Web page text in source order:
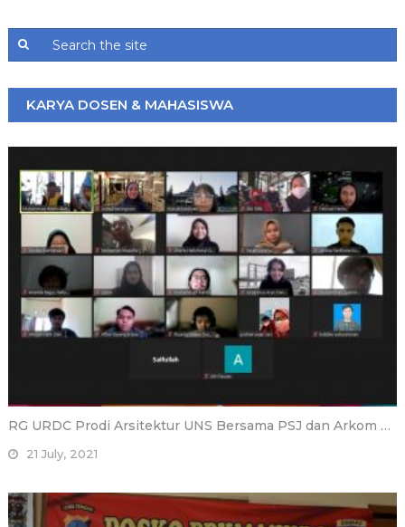
KARYA DOSEN & MAHASISWA
RG URDC Prodi Arsitektur UNS Bersama PSJ dan Arkom …
21 July, 2021